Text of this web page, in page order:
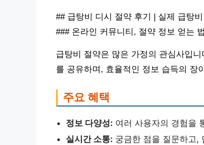
## 급탕비 디시 절약 후기 | 실제 급탕
### 온라인 커뮤니티, 절약 정보 얻는 법
급탕비 절약은 많은 가정의 관심사입
를 공유하며, 효율적인 정보 습득의 장
주요 혜택
정보 다양성: 여러 사용자의 경험을
실시간 소통: 궁금한 점을 질문하고,